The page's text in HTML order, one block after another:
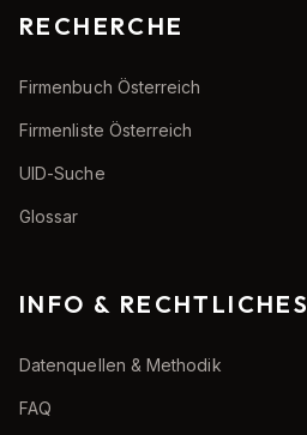
RECHERCHE
Firmenbuch Österreich
Firmenliste Österreich
UID-Suche
Glossar
INFO & RECHTLICHES
Datenquellen & Methodik
FAQ